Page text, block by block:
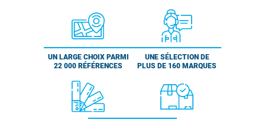
UN LARGE CHOIX PARMI
22 000 RÉFÉRENCES
UNE SÉLECTION DE
PLUS DE 160 MARQUES